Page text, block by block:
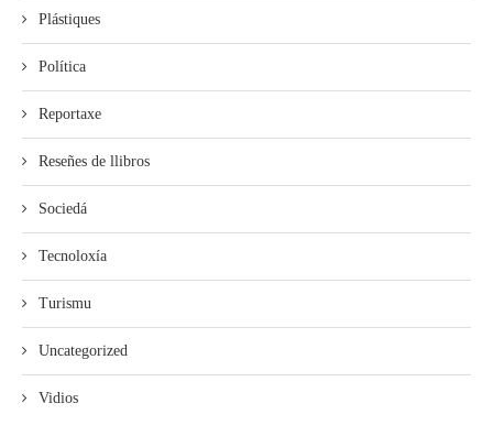
Plástiques
Política
Reportaxe
Reseñes de llibros
Sociedá
Tecnoloxía
Turismu
Uncategorized
Vidios